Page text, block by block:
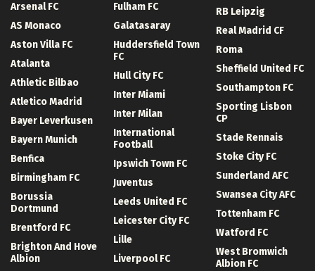
Arsenal FC
AS Monaco
Aston Villa FC
Atalanta
Athletic Bilbao
Atletico Madrid
Bayer Leverkusen
Bayern Munich
Benfica
Birmingham FC
Borussia
Dortmund
Brentford FC
Brighton And Hove
Albion
Fulham FC
Galatasaray
Huddersfield Town
FC
Hull City FC
Inter Miami
Inter Milan
International
Football
Ipswich Town FC
Juventus
Leeds United FC
Leicester City FC
Lille
Liverpool FC
RB Leipzig
Real Madrid CF
Roma
Sheffield United FC
Southampton FC
Sporting Lisbon
CP
Stade Rennais
Stoke City FC
Sunderland AFC
Swansea City AFC
Tottenham FC
Watford FC
West Bromwich
Albion FC